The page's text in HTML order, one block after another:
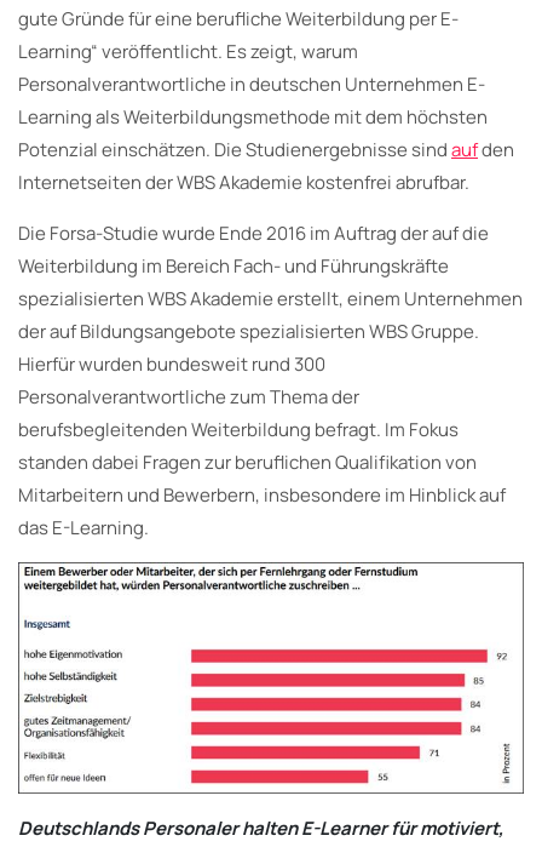
gute Gründe für eine berufliche Weiterbildung per E-
Learning“ veröffentlicht. Es zeigt, warum
Personalverantwortliche in deutschen Unternehmen E-
Learning als Weiterbildungsmethode mit dem höchsten
Potenzial einschätzen. Die Studienergebnisse sindaufden
Internetseiten der WBS Akademie kostenfrei abrufbar.
Die Forsa-Studie wurde Ende 2016 im Auftrag der auf die
Weiterbildung im Bereich Fach- und Führungskräfte
spezialisierten WBS Akademie erstellt, einem Unternehmen
der auf Bildungsangebote spezialisierten WBS Gruppe.
Hierfür wurden bundesweit rund 300
Personalverantwortliche zum Thema der
berufsbegleitenden Weiterbildung befragt. Im Fokus
standen dabei Fragen zur beruflichen Qualifikation von
Mitarbeitern und Bewerbern, insbesondere im Hinblick auf
das E-Learning.
Deutschlands Personaler halten E-Learner für motiviert,